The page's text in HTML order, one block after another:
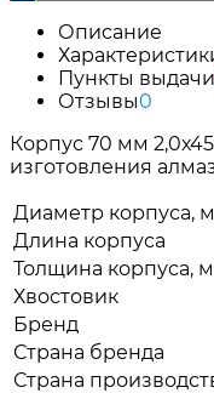
Описание
Пункты выдачи
Отзывы0
Корпус 70 мм
изготовления
Диаметр корпуса,
Длина корпуса
Толщина корпуса,
Хвостовик
Бренд
Страна бренда
Страна